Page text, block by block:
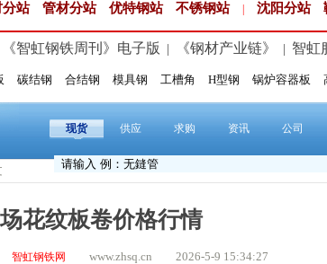
分站 管材分站 优特钢站 不锈钢站 沈阳分站
《智虹钢铁周刊》电子版 《钢材产业链》 智虹
碳结钢 合结钢 模具钢 工槽角 H型钢 锅炉容器板
现货 供应 求购 资讯 公司
花纹板卷价格行情
智虹钢铁网 www.zhsq.cn 2026-5-9 15:34:27